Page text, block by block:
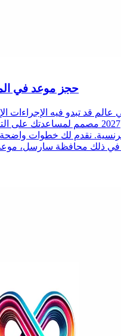
حجز موعد في
عالم قد تبدو فيه الإجراءات
2027 مصمم لمساعدتك على
نقدم لك خطوات واضحة
في ذلك محافظة سارسل، موعد